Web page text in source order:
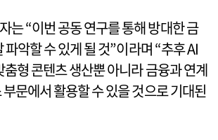
는 “이번 공동 연구를 통해 방대한 금
파악할 수 있게 될 것”이라며 “추후 AI
형 콘텐츠 생산뿐 아니라 금융과 연계
문에서 활용할 수 있을 것으로 기대된